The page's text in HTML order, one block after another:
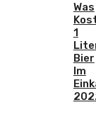
Was
1
Bier
Im